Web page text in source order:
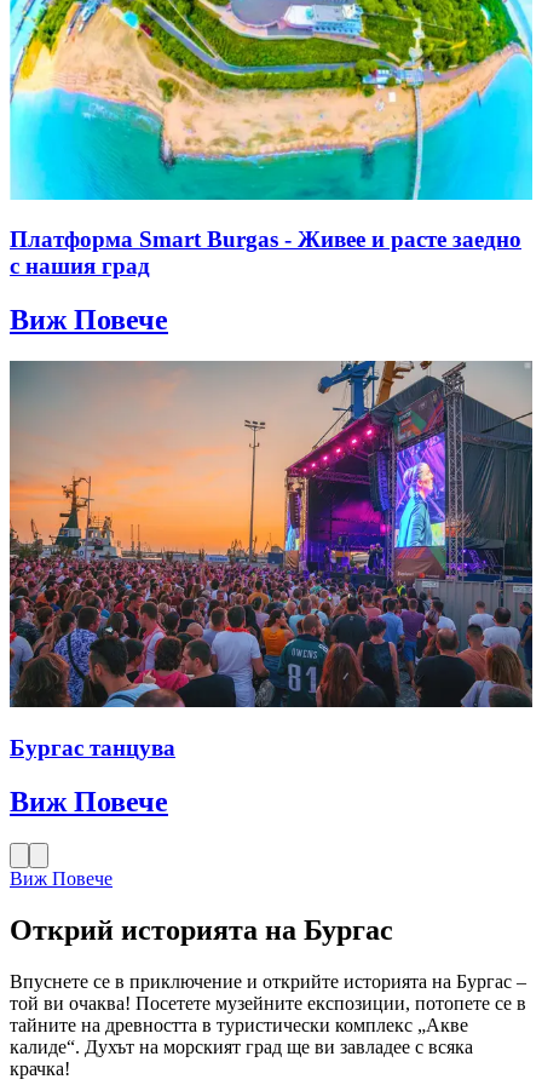
Платформа Smart Burgas - Живее и расте заедно
с нашия град
Виж Повече
Бургас танцува
Виж Повече
Виж Повече
Открий историята на Бургас
Впуснете се в приключение и открийте историята на Бургас –
той ви очаква! Посетете музейните експозиции, потопете се в
тайните на древността в туристически комплекс „Акве
калиде“. Духът на морският град ще ви завладее с всяка
крачка!